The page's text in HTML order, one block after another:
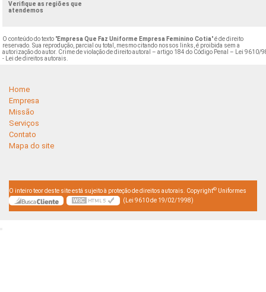
Verifique as regiões que
atendemos
O conteúdo do texto "Empresa Que Faz Uniforme Empresa Feminino Cotia" é de direito
reservado. Sua reprodução, parcial ou total, mesmo citando nossos links, é proibida sem a
autorização do autor. Crime de violação de direito autoral – artigo 184 do Código Penal –
Lei 9610/
- Lei de direitos autorais
Home
Empresa
Missão
Serviços
Contato
Mapa do site
O inteiro teor deste site está sujeito à proteção de direitos autorais. Copyright© Uniformes
(Lei 9610 de 19/02/1998)